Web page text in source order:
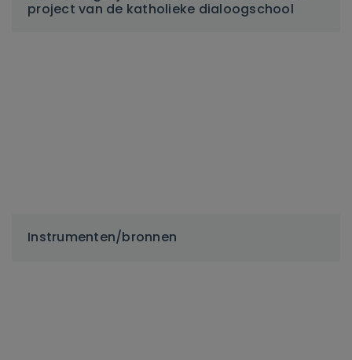
project van de katholieke dialoogschool
Instrumenten/bronnen